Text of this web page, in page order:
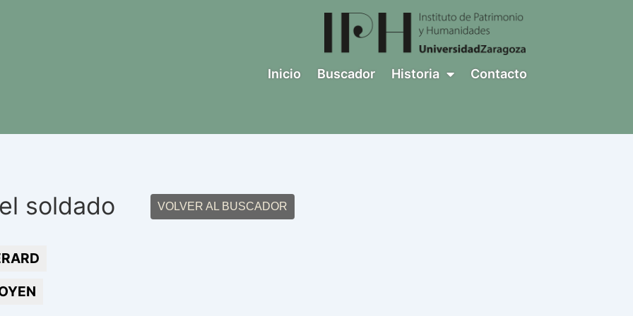
Inicio Buscador Historia Contacto
soldado VOLVER AL BUSCADOR